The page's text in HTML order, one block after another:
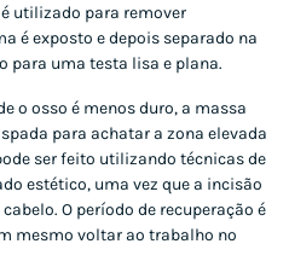
utilizado para remover
é exposto e depois separado na
para uma testa lisa e plana.
o osso é menos duro, a massa
para achatar a zona elevada
ser feito utilizando técnicas de
estético, uma vez que a incisão
O período de recuperação é
mesmo voltar ao trabalho no